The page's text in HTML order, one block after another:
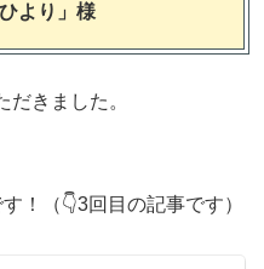
より」様
きました。
！（👇3回目の記事です）